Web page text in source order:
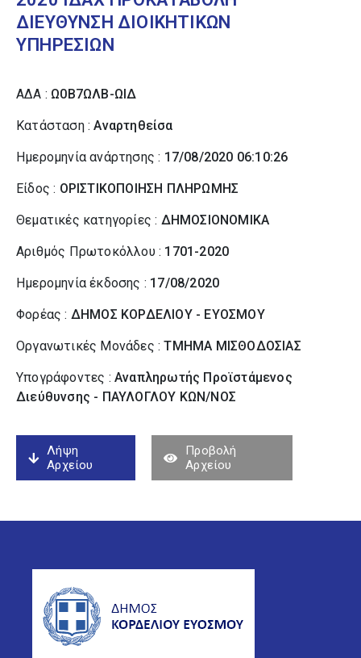
ΔΙΕΥΘΥΝΣΗ ΔΙΟΙΚΗΤΙΚΩΝ
ΥΠΗΡΕΣΙΩΝ
ΑΔΑ : Ω0Β7ΩΛΒ-ΩΙΔ
Κατάσταση :Αναρτηθείσα
Ημερομηνία ανάρτησης : 17/08/2020 06:10:26
Είδος : ΟΡΙΣΤΙΚΟΠΟΙΗΣΗ ΠΛΗΡΩΜΗΣ
Θεματικές κατηγορίες : ΔΗΜΟΣΙΟΝΟΜΙΚΑ
Αριθμός Πρωτοκόλλου : 1701-2020
Ημερομηνία έκδοσης : 17/08/2020
Φορέας : ΔΗΜΟΣ ΚΟΡΔΕΛΙΟΥ - ΕΥΟΣΜΟΥ
Οργανωτικές Μονάδες :ΤΜΗΜΑ ΜΙΣΘΟΔΟΣΙΑΣ
Υπογράφοντες : Αναπληρωτής Προϊστάμενος
Διεύθυνσης - ΠΑΥΛΟΓΛΟΥ ΚΩΝ/ΝΟΣ
Λήψη
Αρχείου
Προβολή
Αρχείου